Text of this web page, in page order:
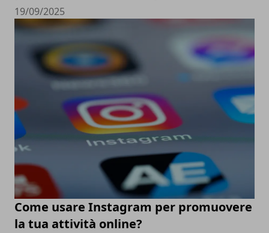
19/09/2025
Come usare Instagram per promuovere
la tua attività online?